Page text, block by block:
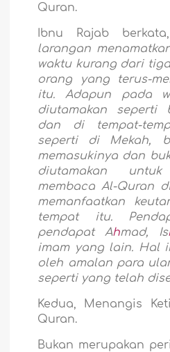
Quran.
Ibnu Rajab
larangan
waktu kurang dari
orang yang terus-
itu. Adapun pada
diutamakan seperti
dan di tempat-
seperti di Mekah,
memasukinya dan
diutamakan untuk
membaca Al-Quran
memanfaatkan
tempat itu.
pendapat Ahmad, Is
imam yang lain. Hal
oleh amalan para
seperti yang telah
Kedua, Menangis
Quran.
Bukan merupakan